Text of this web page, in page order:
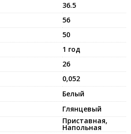
36.5
56
50
1 год
26
0,052
Белый
Глянцевый
Приставная,
Напольная